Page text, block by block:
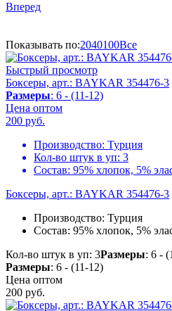
Вперед
Показывать по:2040100Все
Быстрый просмотр
Боксеры, арт.: BAYKAR 354476-3
Размеры: 6 - (11-12)
Цена оптом
200 руб.
Производство: Турция
Кол-во штук в уп: 3
Состав: 95% хлопок, 5%
Боксеры, арт.: BAYKAR 354476-3
Производство: Турция
Состав: 95% хлопок, 5%
Кол-во штук в уп: 3Размеры: 6 -
Размеры: 6 - (11-12)
Цена оптом
200 руб.